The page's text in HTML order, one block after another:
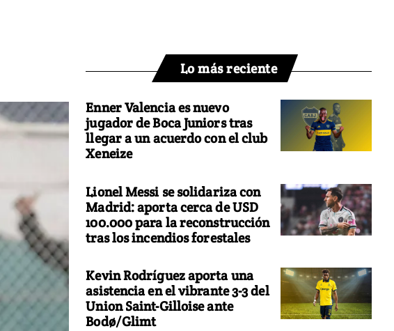
Lo más reciente
Enner Valencia es nuevo
jugador de Boca Juniors tras
llegar a un acuerdo con el club
Xeneize
Lionel Messi se solidariza con
Madrid: aporta cerca de USD
100.000 para la reconstrucción
tras los incendios forestales
Kevin Rodríguez aporta una
asistencia en el vibrante 3-3 del
Union Saint-Gilloise ante
Bodø/Glimt